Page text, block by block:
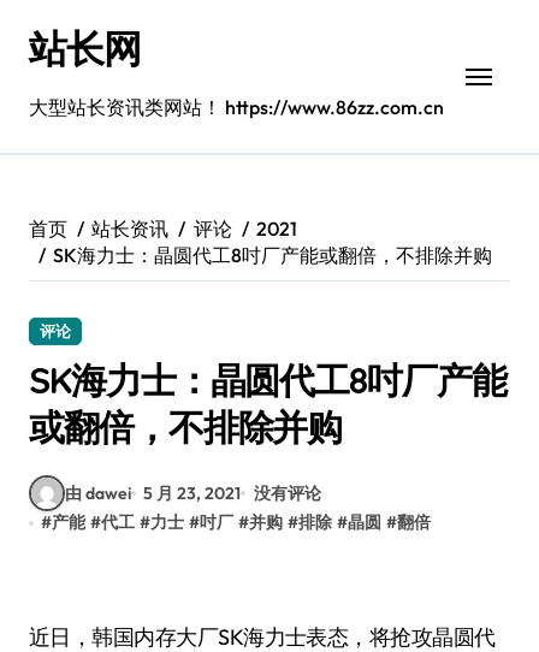
站长网
大型站长资讯类网站！ https://www.86zz.com.cn
首页 站长资讯 评论
2021
SK海力士：晶圆代工8吋厂产能或翻倍，不排除并购
评论
SK海力士：晶圆代工8吋厂产能
或翻倍，不排除并购
由 dawei 5 月 23, 2021 没有评论
#产能 #代工 #力士 #吋厂 #并购 #排除 #晶圆 #翻倍
近日，韩国内存大厂SK海力士表态，将抢攻晶圆代